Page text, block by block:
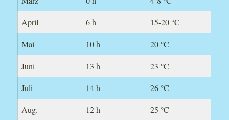
April 6 h 15-20 °C
Mai 10 h 20 °C
Juni 13 h 23 °C
Juli 14 h 26 °C
Aug. 12 h 25 °C